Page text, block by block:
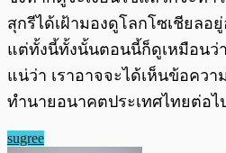
สุกรีได้เฝ้ามองดูโลกโซเชียลอ
แต่ทั้งนี้ทั้งนั้นตอนนี้ก็ดูเหมือนว่
แน่ว่า เราอาจจะได้เห็นข้อควา
ทำนายอนาคตประเทศไทยต่อไ
sugree